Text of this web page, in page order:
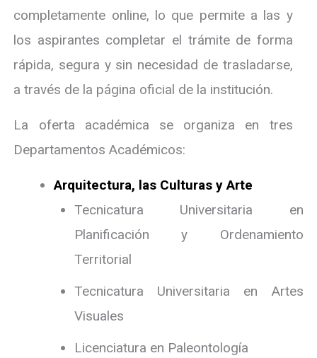
completamente online, lo que permite a las y
los aspirantes completar el trámite de forma
rápida, segura y sin necesidad de trasladarse,
a través de la página oficial de la institución.
La oferta académica se organiza en tres
Departamentos Académicos:
Arquitectura, las Culturas y Arte
Tecnicatura Universitaria en
Planificación y Ordenamiento
Territorial
Tecnicatura Universitaria en Artes
Visuales
Licenciatura en Paleontología